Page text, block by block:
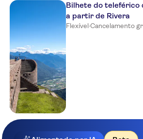
Bilhete do teleférico
a partir de Rivera
Flexível·Cancelamento